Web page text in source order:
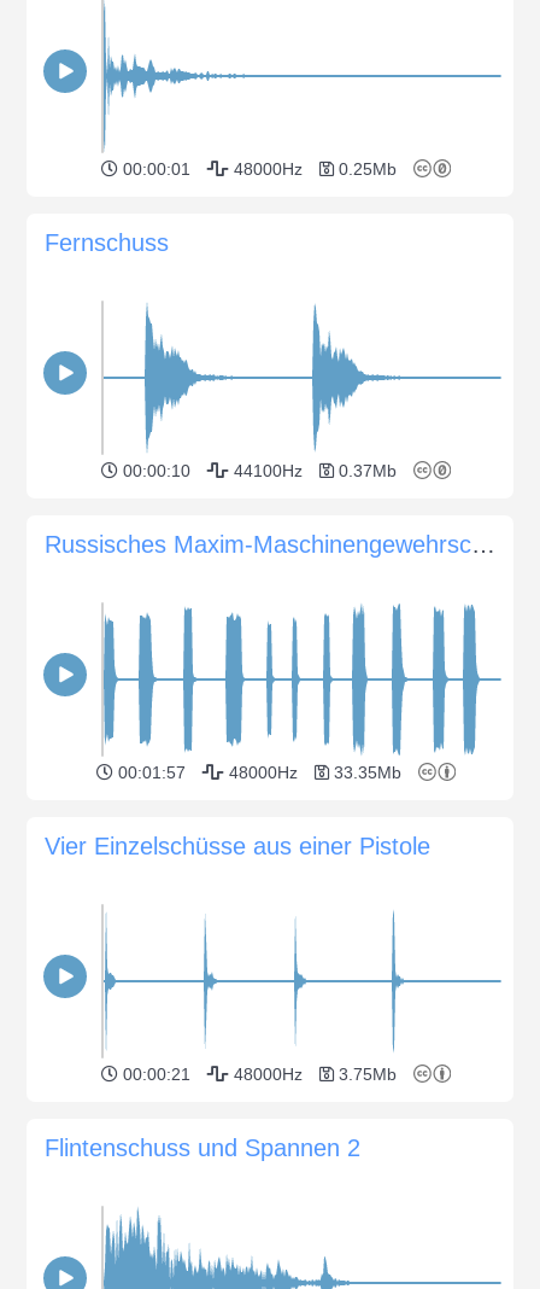
00:00:01 48000Hz 0.25Mb
Fernschuss
00:00:10 44100Hz 0.37Mb
Russisches Maxim-Maschinengewehrschießen (variable Entfernungen)
00:01:57 48000Hz 33.35Mb
Vier Einzelschüsse aus einer Pistole
00:00:21 48000Hz 3.75Mb
Flintenschuss und Spannen 2